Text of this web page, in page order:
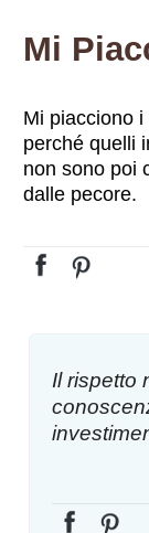
Mi piacciono
perché quelli
non sono poi
dalle pecore.
Il rispetto